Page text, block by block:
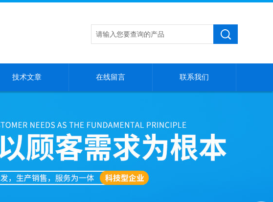
技术文章 在线留言 联系我们